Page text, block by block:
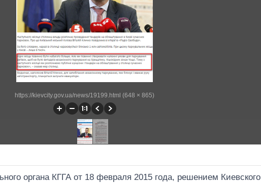
https://kievcity.gov.ua/news/19199.html (648 × 865)
органа КГГА от 18 февраля 2015 года, решением Киевского